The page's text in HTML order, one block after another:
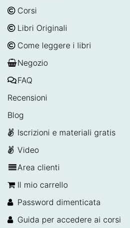
Corsi
Libri Originali
Come leggere i libri
Negozio
FAQ
Recensioni
Blog
Iscrizioni e materiali gratis
Video
Area clienti
Il mio carrello
Password dimenticata
Guida per accedere ai corsi